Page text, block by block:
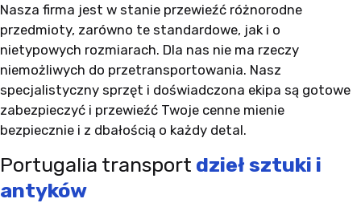
Nasza firma jest w stanie przewieźć różnorodne
przedmioty, zarówno te standardowe, jak i o
nietypowych rozmiarach. Dla nas nie ma rzeczy
niemożliwych do przetransportowania. Nasz
specjalistyczny sprzęt i doświadczona ekipa są gotowe
zabezpieczyć i przewieźć Twoje cenne mienie
bezpiecznie i z dbałością o każdy detal.
Portugalia transport dzieł sztuki i
antyków